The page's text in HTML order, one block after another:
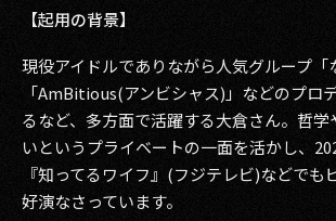
【起用の背景】
現役アイドルでありながら人気グループ「
「AmBitious(アンビシャス)」などのプロ
るなど、多方面で活躍する大倉さん。哲
いというプライベートの一面を活かし、
『知ってるワイフ』(フジテレビ)などでも
好演なさっています。